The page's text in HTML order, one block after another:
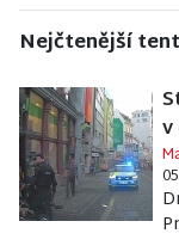
Nejčtenější